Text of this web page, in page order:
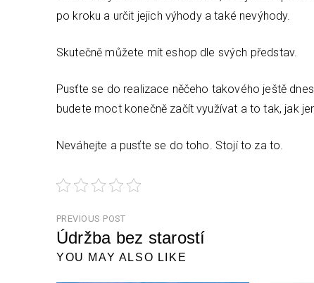
po kroku a určit jejich výhody a také nevýhody.
Skutečně můžete mít eshop dle svých představ.
Pusťte se do realizace něčeho takového ještě
budete moct konečně začít využívat a to tak, jak
Neváhejte a pusťte se do toho. Stojí to za to.
Navigace
pro
příspěvek
PREVIOUS POST
Údržba bez starostí
Previous
YOU MAY ALSO LIKE